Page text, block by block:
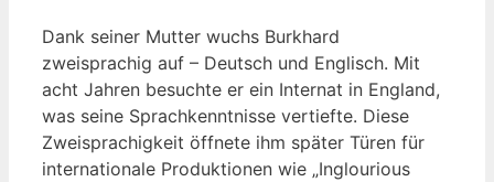
Dank seiner Mutter wuchs Burkhard
zweisprachig auf – Deutsch und Englisch. Mit
acht Jahren besuchte er ein Internat in England,
was seine Sprachkenntnisse vertiefte. Diese
Zweisprachigkeit öffnete ihm später Türen für
internationale Produktionen wie „Inglourious